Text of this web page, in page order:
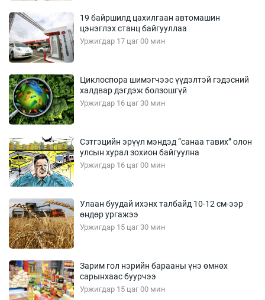
19 байршилд цахилгаан автомашин
цэнэглэх станц байгууллаа
Уржигдар 17 цаг 00 мин
Циклоспора шимэгчээс үүдэлтэй гэдэсний
халдвар дэгдэж болзошгүй
Уржигдар 16 цаг 30 мин
Сэтгэцийн эрүүл мэндэд “санаа тавих” олон
улсын хурал зохион байгуулна
Уржигдар 16 цаг 00 мин
Улаан буудай ихэнх талбайд 10-12 см-ээр
өндөр ургажээ
Уржигдар 15 цаг 30 мин
Зарим гол нэрийн барааны үнэ өмнөх
сарынхаас буурчээ
Уржигдар 15 цаг 00 мин